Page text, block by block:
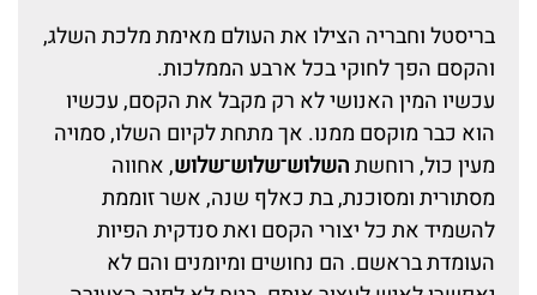
בריסטל וחבריה הצילו את העולם מאימת מלכת השלג,
והקסם הפך לחוקי בכל ארבע הממלכות.
עכשיו המין האנושי לא רק מקבל את הקסם, עכשיו
הוא כבר מוקסם ממנו. אך מתחת לקיום השלו, סמויה
מעין כול, רוחשתהשלוש־שלוש־שלוש, אחווה
מסתורית ומסוכנת, בת כאלף שנה, אשר זוממת
להשמיד את כל יצורי הקסם ואת סנדקית הפיות
העומדת בראשם. הם נחושים ומיומנים והם לא